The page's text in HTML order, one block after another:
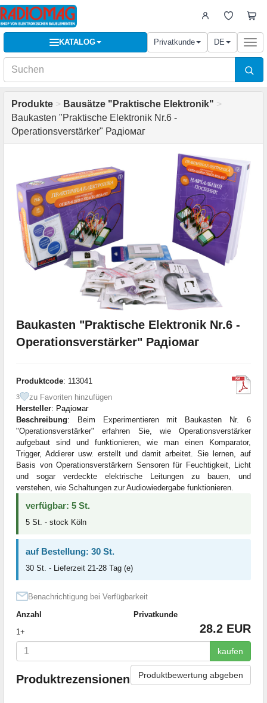
KATALOG Privatkunde DE
Produkte > Bausätze "Praktische Elektronik" >
Baukasten "Praktische Elektronik Nr.6 -
Operationsverstärker" Радіомаг
Baukasten "Praktische Elektronik Nr.6 -
Operationsverstärker" Радіомаг
Produktcode: 113041
3
zu Favoriten hinzufügen
Hersteller: Радіомаг
Beschreibung: Beim Experimentieren mit Baukasten Nr. 6
"Operationsverstärker" erfahren Sie, wie Operationsverstärker
aufgebaut sind und funktionieren, wie man einen Komparator,
Trigger, Addierer usw. erstellt und damit arbeitet. Sie lernen, auf
Basis von Operationsverstärkern Sensoren für Feuchtigkeit, Licht
und sogar verdeckte elektrische Leitungen zu bauen, und
verstehen, wie Schaltungen zur Audiowiedergabe funktionieren.
verfügbar: 5 St.
5 St. - stock Köln
auf Bestellung: 30 St.
30 St. - Lieferzeit 21-28 Tag (e)
Benachrichtigung bei Verfügbarkeit
Anzahl
Privatkunde
1+
28.2 EUR
kaufen
Produktrezensionen Produktbewertung abgeben